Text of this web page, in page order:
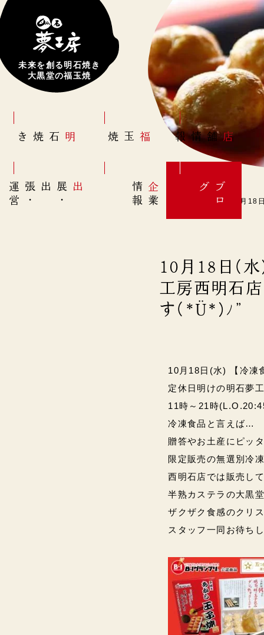
未来を創る明石焼き
大黒堂の福玉焼
明石焼き 福玉焼 店舗情報
出展
・
出張
・
運
営
企
業
情
報
ブ
ロ
グ
10月18
10月18日(
工房西明石
す(*Ü*)ﾉ”
10月18日(水) 【冷凍
定休日明けの明石夢
11時～21時
冷凍食品と言えば…
贈答やお土産にピッ
限定販売の無選別冷
西明石店では販売し
半熟カステラの大黒
ザクザク食感のクリ
スタッフ一同お待ち